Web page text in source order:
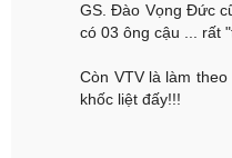
GS. Đào Vọng Đức
có 03 ông cậu ... rất
Còn VTV là làm
khốc liệt đấy!!!